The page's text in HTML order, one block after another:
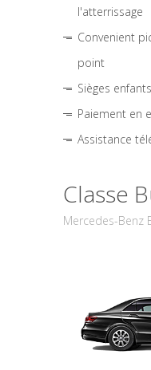
l'atterrissage
Convenient
point
Sièges
Paiement en
Assistance
Classe
Mercedes-Benz